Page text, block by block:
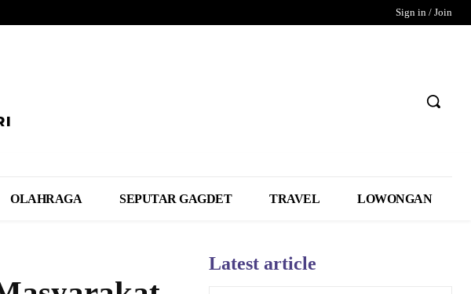
Sign in / Join
OLAHRAGA SEPUTAR GAGDET TRAVEL LOWONGAN
Latest article